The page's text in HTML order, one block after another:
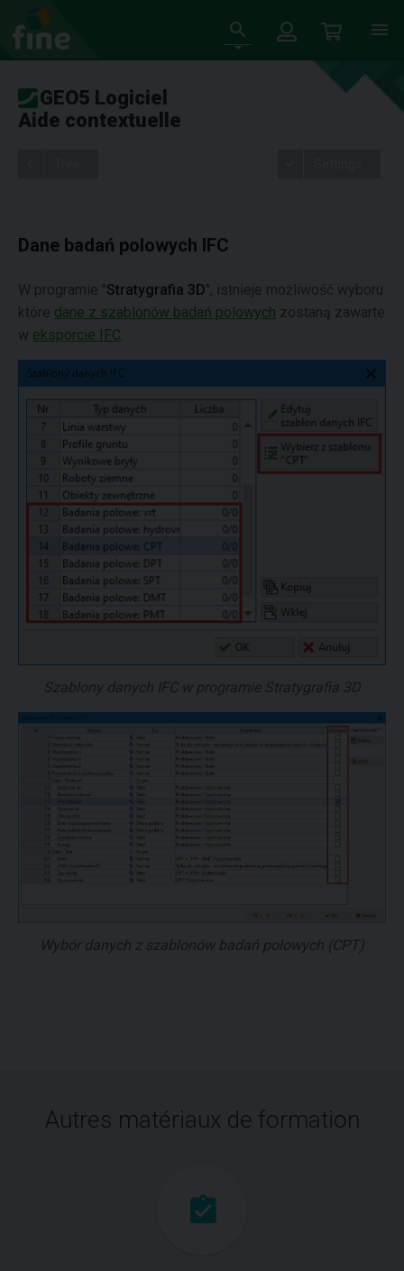
GEO5 Logiciel
Aide contextuelle
Dane badań polowych IFC
W programie "Stratygrafia 3D", istnieje możliwość wyboru
które dane z szablonów badań polowych zostaną zawarte
w eksporcie IFC
Szablony danych IFC w programie Stratygrafia 3D
Wybór danych z szablonów badań polowych (CPT)
Autres matériaux de formation